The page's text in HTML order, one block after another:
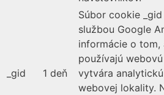
_gid 1 deň
Súbor cookie
službou Google
informácie o tom,
používajú
vytvára
webovej lokality.